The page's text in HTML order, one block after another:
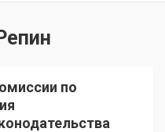
по